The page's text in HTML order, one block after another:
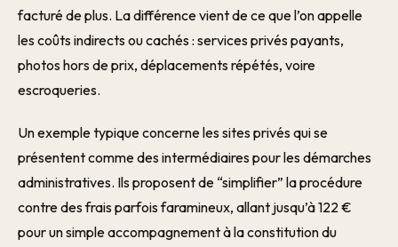
facturé de plus. La différence vient de ce que l’on appelle
les coûts indirects ou cachés : services privés payants,
photos hors de prix, déplacements répétés, voire
escroqueries.
Un exemple typique concerne les sites privés qui se
présentent comme des intermédiaires pour les démarches
administratives. Ils proposent de “simplifier” la procédure
contre des frais parfois faramineux, allant jusqu’à 122 €
pour un simple accompagnement à la constitution du